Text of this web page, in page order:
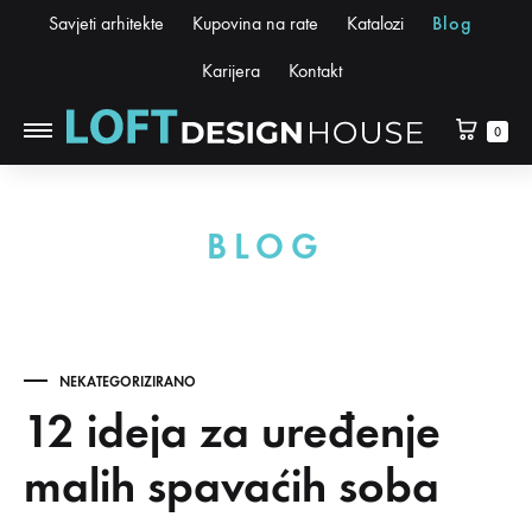
Savjeti arhitekte Kupovina na rate Katalozi Blog
Karijera Kontakt
0
BLOG
NEKATEGORIZIRANO
12 ideja za uređenje
malih spavaćih soba